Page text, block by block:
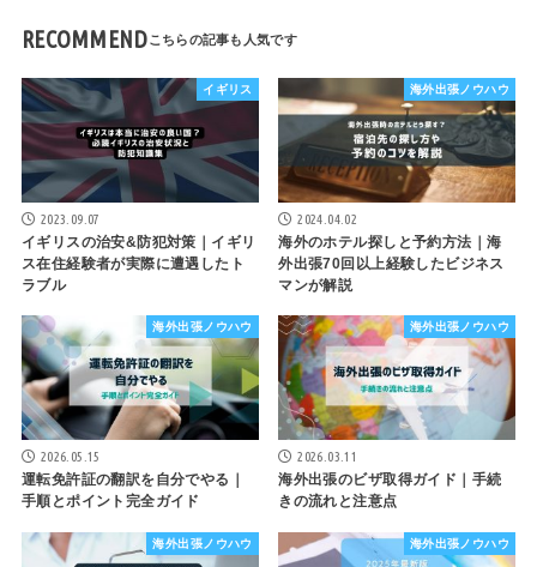
RECOMMEND
イギリス
2023.09.07
イギリスの治安&防犯対策｜イギリ
ス在住経験者が実際に遭遇したト
ラブル
海外出張ノウハウ
2024.04.02
海外のホテル探しと予約方法｜海
外出張70回以上経験したビジネス
マンが解説
海外出張ノウハウ
2026.05.15
運転免許証の翻訳を自分でやる｜
手順とポイント完全ガイド
海外出張ノウハウ
2026.03.11
海外出張のビザ取得ガイド｜手続
きの流れと注意点
海外出張ノウハウ 海外出張ノウハウ